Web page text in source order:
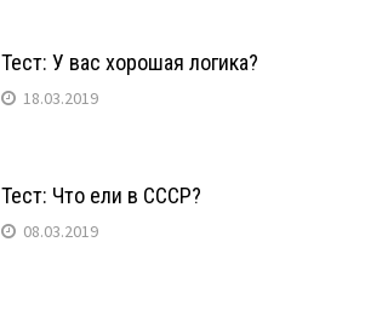
Тест: У вас хорошая логика?
18.03.2019
Тест: Что ели в СССР?
08.03.2019